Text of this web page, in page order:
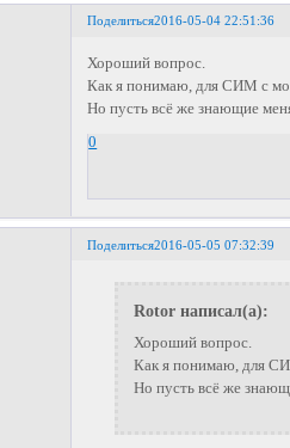
Поделиться2016-05-04 22:51:36
Хороший вопрос.
Как я понимаю, для СИМ с
Но пусть всё же знающие
0
Поделиться2016-05-05 07:32:39
Rotor написал(а):
Хороший вопрос.
Как я понимаю, для
Но пусть всё же